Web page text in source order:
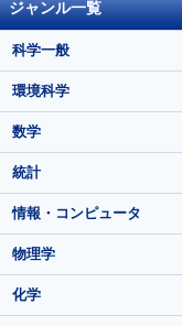
ジャンル一覧
科学一般
環境科学
数学
統計
情報・コンピュータ
物理学
化学